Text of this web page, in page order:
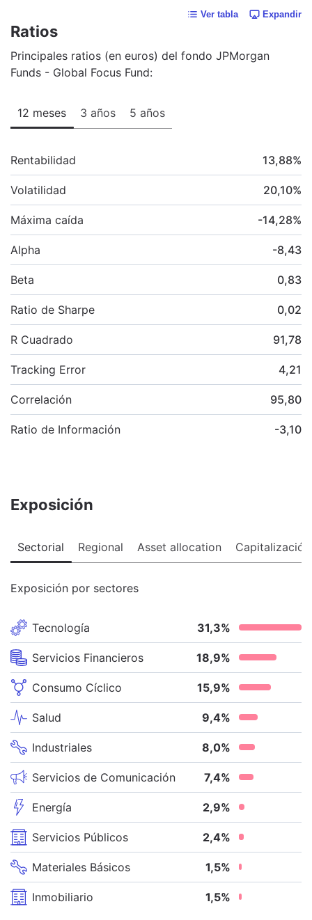
Ver tabla Expandir
Ratios
Principales ratios (en euros) del fondo JPMorgan
Funds - Global Focus Fund:
12 meses 3 años 5 años
Rentabilidad 13,88%
Volatilidad 20,10%
Máxima caída -14,28%
Alpha -8,43
Beta 0,83
Ratio de Sharpe 0,02
R Cuadrado 91,78
Tracking Error 4,21
Correlación 95,80
Ratio de Información -3,10
Exposición
Sectorial Regional Asset allocation Capitalización
Exposición por sectores
Tecnología 31,3%
Servicios Financieros 18,9%
Consumo Cíclico 15,9%
Salud 9,4%
Industriales 8,0%
Servicios de Comunicación 7,4%
Energía 2,9%
Servicios Públicos 2,4%
Materiales Básicos 1,5%
Inmobiliario 1,5%